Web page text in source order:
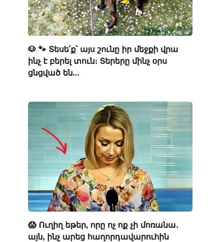
🐶 🐾 Տեսե՛ք՝ այս շունը իր մեջքի վրա
ինչ է բերել տուն։ Տերերը մինչ օրս
ցնցված են…
😱 Ուղիղ եթեր, որը ոչ ոք չի մոռանա․
այն, ինչ արեց հաղորդավարուհին